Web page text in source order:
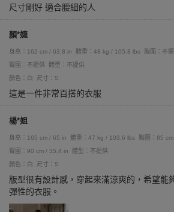
尺寸剛好 適合腰細的人
顏*婕
身高：162 cm / 63.8 in 體重：48 kg / 105.8 lbs 胸圍：不
臀圍：不提供
體型：不提供
顏色：白
尺寸：S
這是一件非常百搭的衣服
楊*姐
身高：165 cm / 65 in 體重：47 kg / 103.6 lbs 胸圍：85
臀圍：90 cm / 35.4 in
體型：不提供
顏色：白
尺寸：S
版型很有設計感，穿起來滿涼爽的，希望能
彈性的衣服。